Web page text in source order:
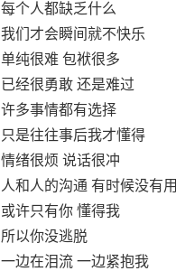
每个人都缺乏什么
我们才会瞬间就不快乐
单纯很难 包袱很多
已经很勇敢 还是难过
许多事情都有选择
只是往往事后我才懂得
情绪很烦 说话很冲
人和人的沟通 有时候没有用
或许只有你 懂得我
所以你没逃脱
一边在泪流 一边紧抱我